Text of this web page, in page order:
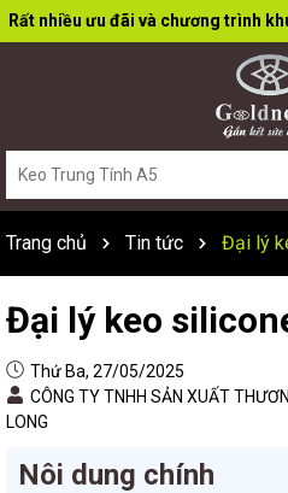
Rất nhiều ưu đãi và chương trình
Trang chủ Tin tức Đại lý
Đại lý keo
Thứ Ba, 27/05/2025
CÔNG TY TNHH SẢN XUẤT
LONG
Nôi dung chính